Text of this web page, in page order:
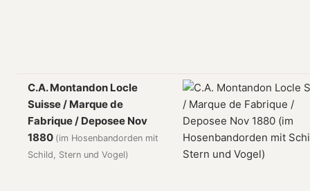
C.A. Montandon Locle
Suisse / Marque de
Fabrique / Deposee Nov
1880 (im Hosenbandorden mit
Schild, Stern und Vogel)